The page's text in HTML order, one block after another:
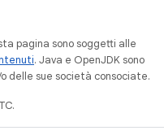
pagina sono soggetti alle
. Java e OpenJDK sono
delle sue società consociate.